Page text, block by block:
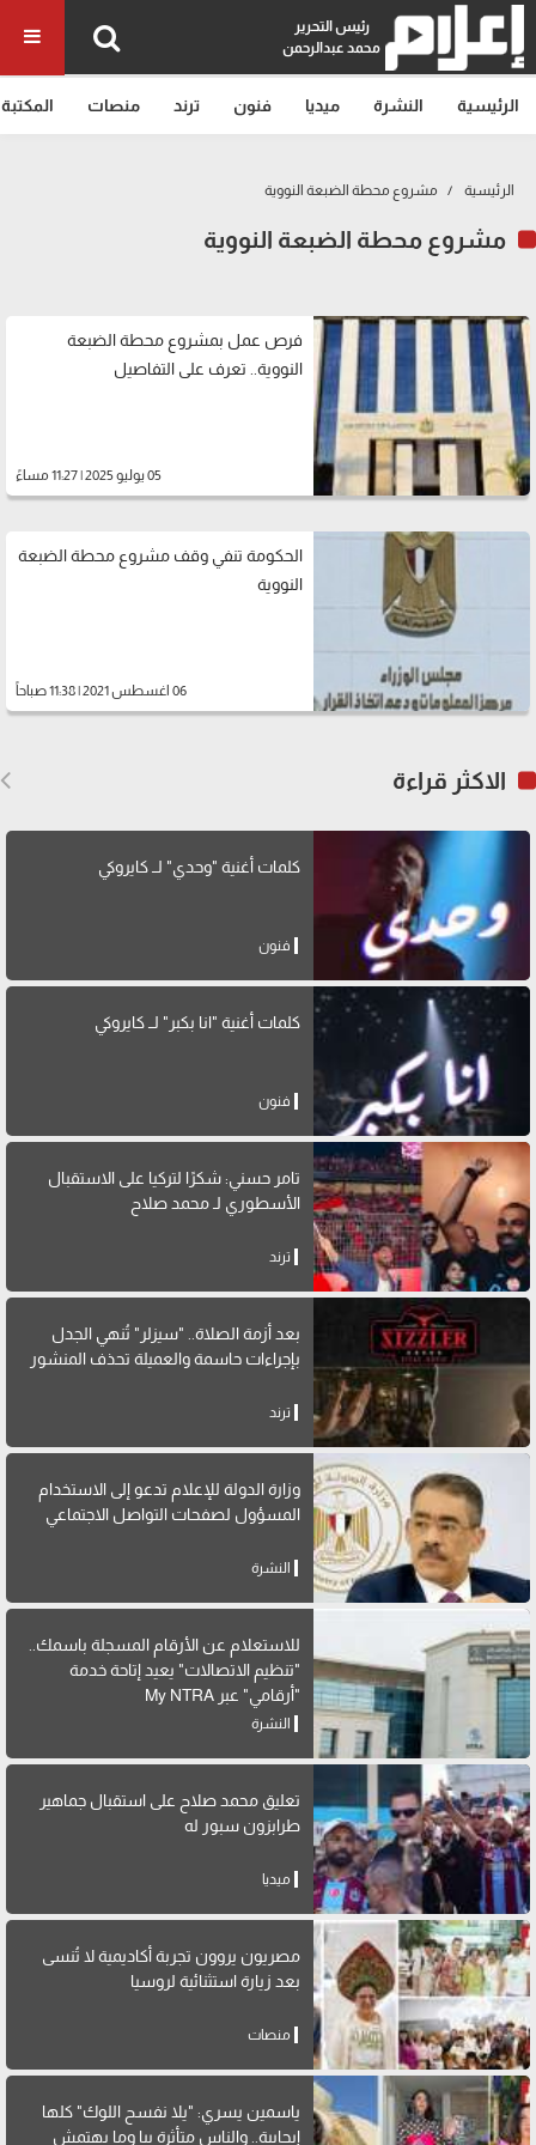
رئيس التحرير
محمد عبدالرحمن
الرئيسية النشرة ميديا فنون ترند منصات المكتبة
الرئيسية مشروع محطة الضبعة النووية
مشروع محطة الضبعة النووية
فرص عمل بمشروع محطة الضبعة
النووية.. تعرف على التفاصيل
05 يوليو 2025 | 11:27 مساءً
الحكومة تنفي وقف مشروع محطة الضبعة
النووية
06 اغسطس 2021 | 11:38 صباحاً
الاكثر قراءة
كلمات أغنية "وحدي" لــ كايروكي
فنون
كلمات أغنية "انا بكبر" لــ كايروكي
فنون
تامر حسني: شكرًا لتركيا على الاستقبال
الأسطوري لـ محمد صلاح
ترند
بعد أزمة الصلاة.. "سيزلر" تُنهي الجدل
بإجراءات حاسمة والعميلة تحذف المنشور
ترند
وزارة الدولة للإعلام تدعو إلى الاستخدام
المسؤول لصفحات التواصل الاجتماعي
النشرة
للاستعلام عن الأرقام المسجلة باسمك..
"تنظيم الاتصالات" يعيد إتاحة خدمة
"أرقامي" عبر My NTRA
النشرة
تعليق محمد صلاح على استقبال جماهير
طرابزون سبور له
ميديا
مصريون يروون تجربة أكاديمية لا تُنسى
بعد زيارة استثنائية لروسيا
منصات
ياسمين يسري: "يلا نفسح اللوك" كلها
إيجابية.. والناس متأثرة بيا وما بهتمش